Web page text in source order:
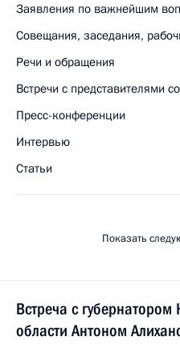
Заявления по важнейшим
Совещания, заседания,
Речи и обращения
Встречи с представителями
Пресс-конференции
Интервью
Статьи
Показать
Встреча с губернатором
области Антоном